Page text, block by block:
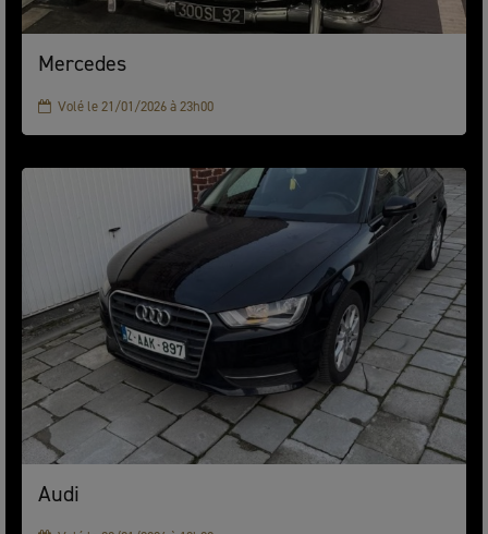
Mercedes
Volé le 21/01/2026 à 23h00
Audi